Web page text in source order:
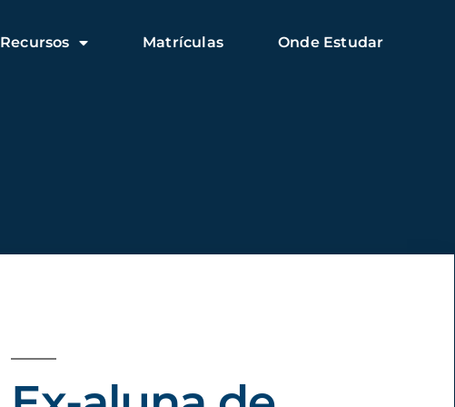
Recursos Matrículas Onde Estudar